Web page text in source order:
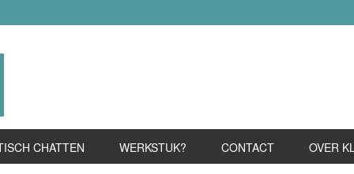
CHATTEN WERKSTUK? CONTACT OVER